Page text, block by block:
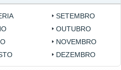
SETEMBRO
OUTUBRO
NOVEMBRO
DEZEMBRO